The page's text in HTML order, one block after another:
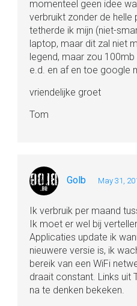
momenteel geen idee
verbruikt zonder de helle
tetherde ik mijn (niet-
laptop, maar dit zal niet
legend, maar zou
e.d. en af en toe google
vriendelijke groet
Tom
Golb May 31,
Ik verbruik per maand
Ik moet er wel bij
Applicaties update ik
nieuwere versie is, ik
bereik van een WiFi
draait constant. Links uit
na te denken bekeken.